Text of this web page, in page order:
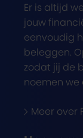
Er is altijd
jouw
eenvoudig
beleggen.
zodat jij de
noemen we
Meer over